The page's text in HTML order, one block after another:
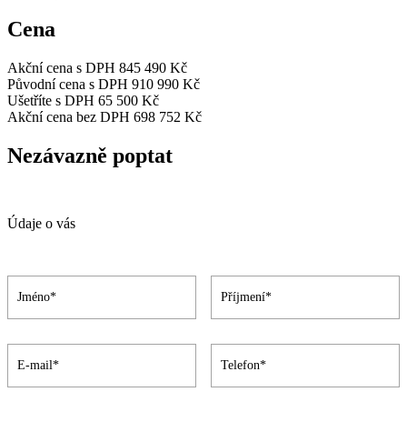
Cena
Akční cena s DPH 845 490 Kč
Původní cena s DPH 910 990 Kč
Ušetříte s DPH 65 500 Kč
Akční cena bez DPH 698 752 Kč
Nezávazně poptat
Údaje o vás